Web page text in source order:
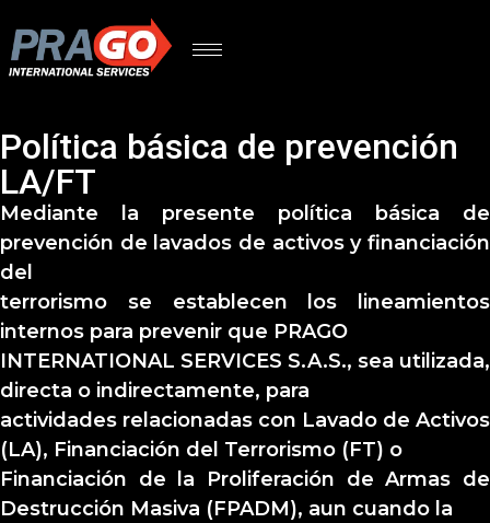
Política básica de prevención
LA/FT
Mediante la presente política básica de
prevención de lavados de activos y financiación
del
terrorismo se establecen los lineamientos
internos para prevenir que PRAGO
INTERNATIONAL SERVICES S.A.S., sea utilizada,
directa o indirectamente, para
actividades relacionadas con Lavado de Activos
(LA), Financiación del Terrorismo (FT) o
Financiación de la Proliferación de Armas de
Destrucción Masiva (FPADM), aun cuando la